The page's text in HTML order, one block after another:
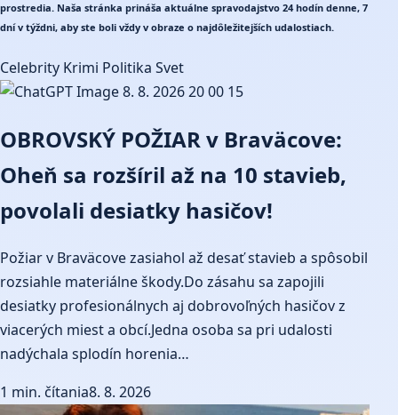
prostredia. Naša stránka prináša aktuálne spravodajstvo 24 hodín denne, 7
dní v týždni, aby ste boli vždy v obraze o najdôležitejších udalostiach.
Celebrity Krimi Politika Svet
OBROVSKÝ POŽIAR v Braväcove:
Oheň sa rozšíril až na 10 stavieb,
povolali desiatky hasičov!
Požiar v Braväcove zasiahol až desať stavieb a spôsobil
rozsiahle materiálne škody.Do zásahu sa zapojili
desiatky profesionálnych aj dobrovoľných hasičov z
viacerých miest a obcí.Jedna osoba sa pri udalosti
nadýchala splodín horenia…
1 min. čítania8. 8. 2026